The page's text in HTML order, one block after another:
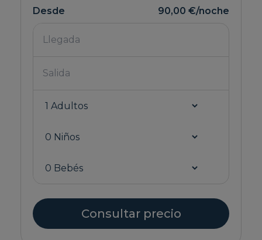
Desde 90,00 €/noche
Consultar precio